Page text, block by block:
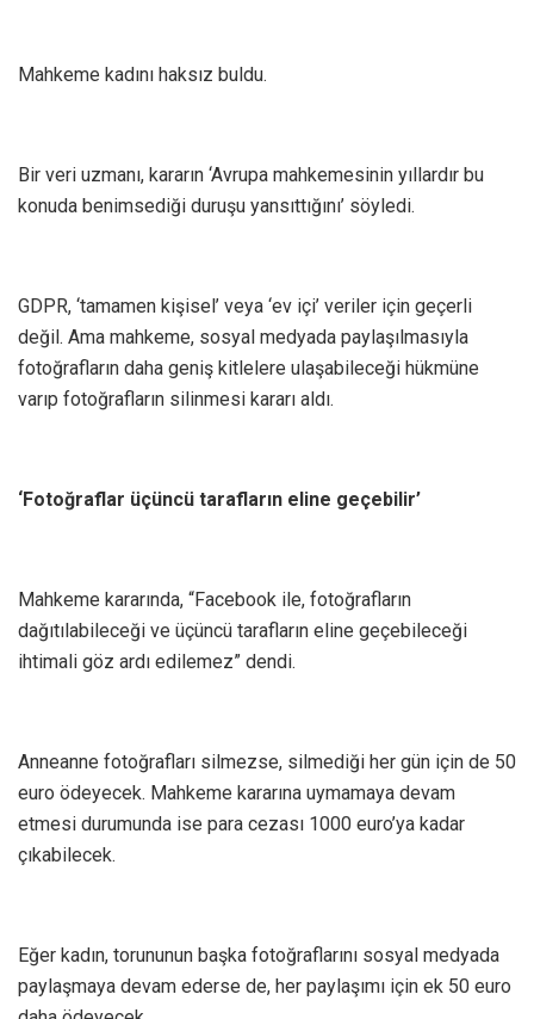
Mahkeme kadını haksız buldu.
Bir veri uzmanı, kararın ‘Avrupa mahkemesinin yıllardır bu
konuda benimsediği duruşu yansıttığını’ söyledi.
GDPR, ‘tamamen kişisel’ veya ‘ev içi’ veriler için geçerli
değil. Ama mahkeme, sosyal medyada paylaşılmasıyla
fotoğrafların daha geniş kitlelere ulaşabileceği hükmüne
varıp fotoğrafların silinmesi kararı aldı.
‘Fotoğraflar üçüncü tarafların eline geçebilir’
Mahkeme kararında, “Facebook ile, fotoğrafların
dağıtılabileceği ve üçüncü tarafların eline geçebileceği
ihtimali göz ardı edilemez” dendi.
Anneanne fotoğrafları silmezse, silmediği her gün için de 50
euro ödeyecek. Mahkeme kararına uymamaya devam
etmesi durumunda ise para cezası 1000 euro’ya kadar
çıkabilecek.
Eğer kadın, torununun başka fotoğraflarını sosyal medyada
paylaşmaya devam ederse de, her paylaşımı için ek 50 euro